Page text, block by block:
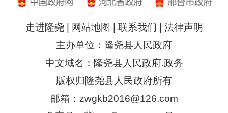
走进隆尧| 网站地图 联系我们
法律声明
主办单位：隆尧县人民政府
中文域名：隆尧县人民政府.政务
版权归隆尧县人民政府所有
邮箱：zwgkb2016@126.com